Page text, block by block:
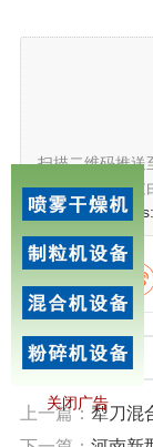
在我们的生活
以发明了机械混
慰。随着时代的
进入家庭用户，
械混合机。在
种型号和容量
要来选择。
本来想买一台
混合机，这样
空气过滤静态
地黄丸，感觉就
扫描二维码推送
版权声明：本文
本文链接：
上一篇： 犁刀混
关闭广告